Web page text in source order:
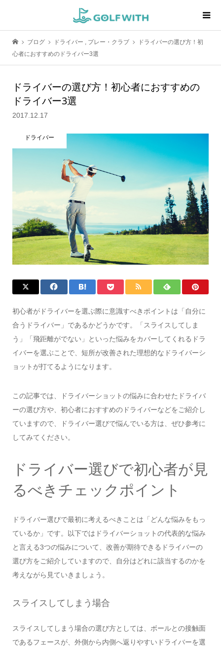
ブログ ドライバー , プレー・クラブ
ドライバーの選び方！初
心者におすすめのドライバー3選
ドライバーの選び方！初心者におすすめの
ドライバー3選
2017.12.17
ドライバー
初心者がドライバーを選ぶ際に意識すべきポイントは「自分に
合うドライバー」であるかどうかです。「スライスしてしま
う」「飛距離がでない」といった悩みをカバーしてくれるドラ
イバーを選ぶことで、短所が改善された理想的なドライバーシ
ョットが打てるようになります。
この記事では、ドライバーショットの悩みに合わせたドライバ
ーの選び方や、初心者におすすめのドライバーなどをご紹介し
ていますので、ドライバー選びで悩んでいる方は、ぜひ参考に
してみてください。
ドライバー選びで初心者が見
るべきチェックポイント
ドライバー選びで最初に考えるべきことは「どんな悩みをもっ
ているか」です。以下ではドライバーショットの代表的な悩み
と言える3つの悩みについて、改善が期待できるドライバーの
選び方をご紹介していますので、自分はどれに該当するのかを
考えながら見ていきましょう。
スライスしてしまう場合
スライスしてしまう場合の選び方としては、ボールとの接触面
であるフェースが、外側から内側へ返りやすいドライバーを選